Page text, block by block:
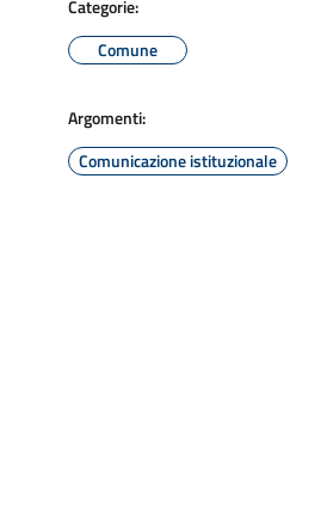
Categorie:
Comune
Argomenti:
Comunicazione istituzionale